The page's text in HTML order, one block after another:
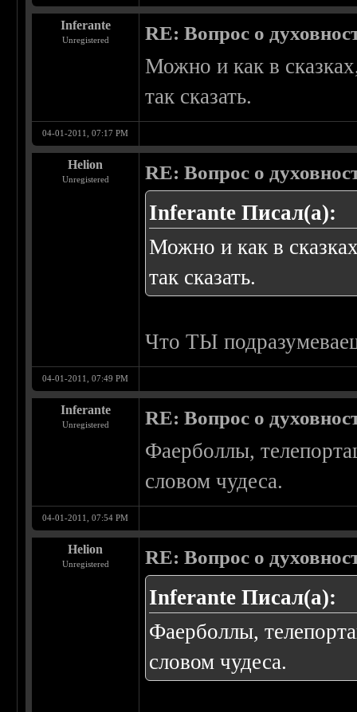
Inferante
Unregistered RE: Вопрос о
Можно и как в
так сказать.
04-01-2011, 07:17 PM
Helion
Unregistered RE: Вопрос о
Inferante Писал(а):
Можно и как в
так сказать.
Что ТЫ
04-01-2011, 07:49 PM
Inferante
Unregistered RE: Вопрос о
Фаерболлы,
словом чудеса.
04-01-2011, 07:54 PM
Helion
Unregistered RE: Вопрос о
Inferante Писал(а):
Фаерболлы,
словом чудеса.